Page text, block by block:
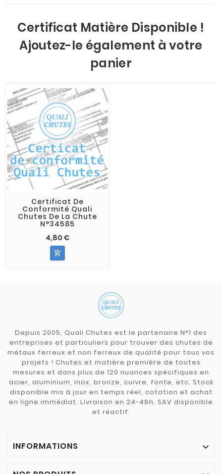
Certificat Matière Disponible !
Ajoutez-le également à votre
panier
Certificat De
Conformité Quali
Chutes De La Chute
N°34585
4,80 €

Depuis 2005, Quali Chutes est le partenaire N°1 des
entreprises et particuliers pour trouver des chutes de
métaux ferreux et non ferreux de qualité pour tous vos
projets ! Chutes et matière première de toutes
mesures et dans plus de 120 nuances spécifiques en
acier, aluminium, inox, bronze, cuivre, fonte, etc. Stock
disponible mis à jour en temps réel, cotation et achat
en ligne immédiat. Livraison en 24-48h. SAV disponible
et réactif.
INFORMATIONS 